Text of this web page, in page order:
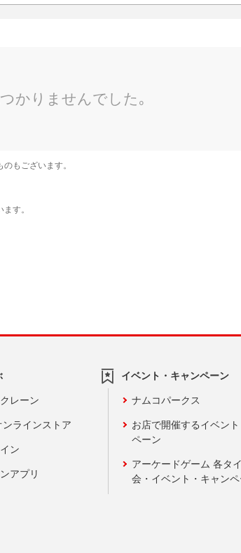
レーン
ラインストア
ン
アプリ
イベント・キャンペーン
ナムコパークス
お店で開催するイベン
ペーン
アーケードゲーム 各タ
会・イベント・キャン